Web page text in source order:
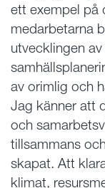
ett exempel på
medarbetarna
utvecklingen
av orimlig och
Jag känner att
och
tillsammans
skapat. Att
klimat,